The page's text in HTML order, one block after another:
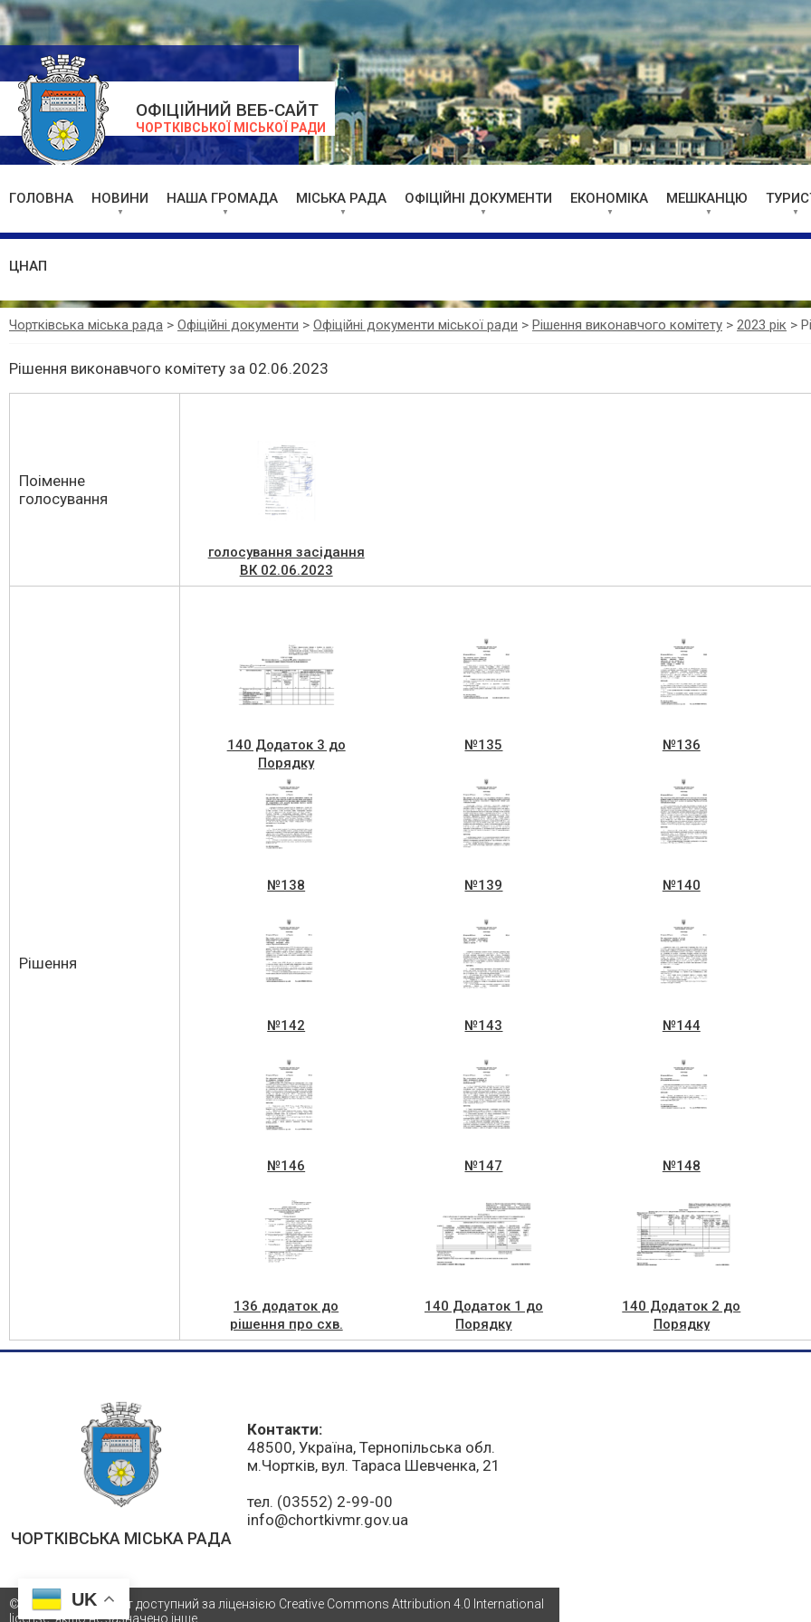
ОФІЦІЙНИЙ ВЕБ-САЙТ
ЧОРТКІВСЬКОЇ МІСЬКОЇ РАДИ
ГОЛОВНА НОВИНИ НАША ГРОМАДА МІСЬКА РАДА ОФІЦІЙНІ ДОКУМЕНТИ ЕКОНОМІКА МЕШКАНЦЮ
ЦНАП
Чортківська міська рада > Офіційні документи > Офіційні документи міської ради > Рішення виконавчого комітету > 2023 рік >
Рішення виконавчого комітету за 02.06.2023
Поіменне
голосування
голосування засідання
ВК 02.06.2023
Рішення
140 Додаток 3 до
Порядку
відшкодування різниці
№135 №136
№138 №139 №140
№142 №143 №144
№146 №147 №148
136 додаток до
рішення про схв.
Програми
140 Додаток 1 до
Порядку
відшкодування різниці
140 Додаток 2 до
Порядку
відшкодування різниці
ЧОРТКІВСЬКА МІСЬКА РАДА
Контакти:
48500, Україна, Тернопільська обл.
м.Чортків, вул. Тараса Шевченка, 21
тел. (03552) 2-99-00
info@chortkivmr.gov.ua
© 2021 Весь контент доступний за ліцензією Creative Commons Attribution 4.0 International
license, якщо не зазначено інше.
UK